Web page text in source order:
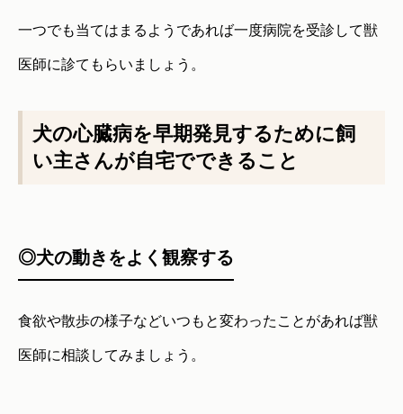
一つでも当てはまるようであれば一度病院を受診して獣
医師に診てもらいましょう。
犬の心臓病を早期発見するために飼
い主さんが自宅でできること
◎犬の動きをよく観察する
食欲や散歩の様子などいつもと変わったことがあれば獣
医師に相談してみましょう。